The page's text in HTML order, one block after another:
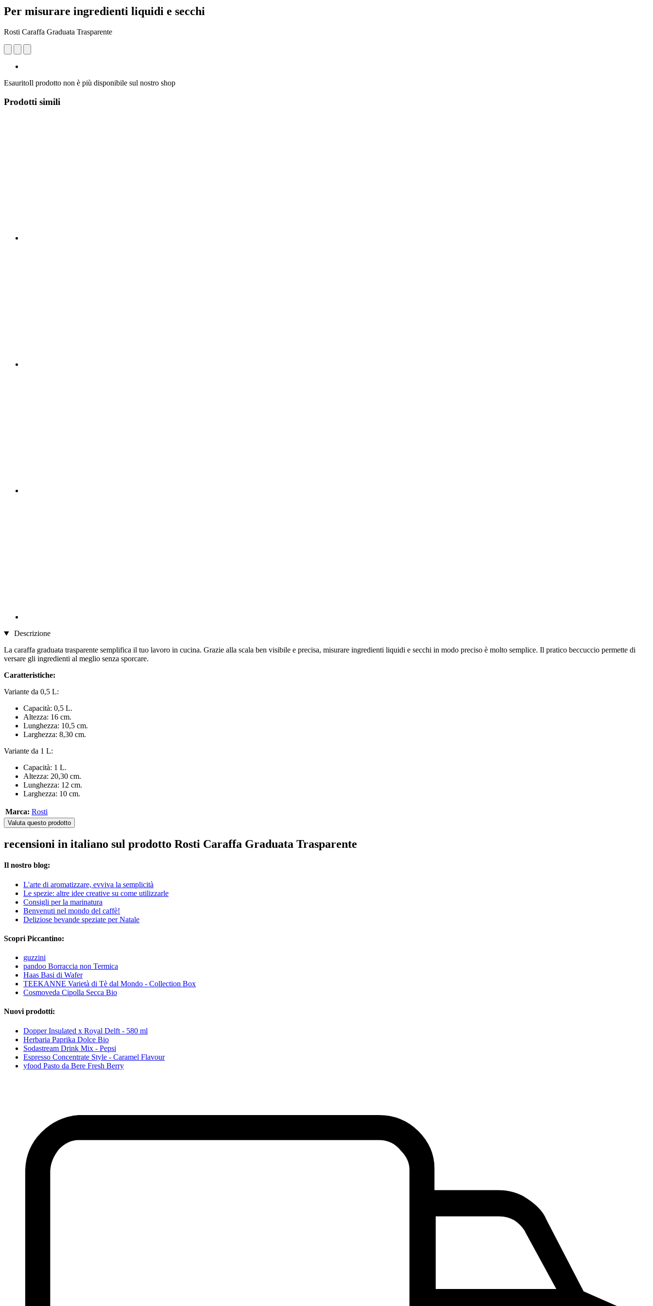
Per misurare ingredienti liquidi e secchi
Rosti Caraffa Graduata Trasparente
EsauritoIl prodotto non è più disponibile sul nostro shop
Prodotti simili
Descrizione
La caraffa graduata trasparente semplifica il tuo lavoro in cucina. Grazie alla scala ben visibile e precisa, misurare ingredienti liquidi e secchi in modo preciso è molto semplice. Il pratico beccuccio permette di
versare gli ingredienti al meglio senza sporcare.
Caratteristiche:
Variante da 0,5 L:
Capacità: 0,5 L.
Altezza: 16 cm.
Lunghezza: 10,5 cm.
Larghezza: 8,30 cm.
Variante da 1 L:
Capacità: 1 L.
Altezza: 20,30 cm.
Lunghezza: 12 cm.
Larghezza: 10 cm.
Marca: Rosti
Valuta questo prodotto
recensioni in italiano sul prodotto Rosti Caraffa Graduata Trasparente
Il nostro blog:
L'arte di aromatizzare, evviva la semplicità
Le spezie: altre idee creative su come utilizzarle
Consigli per la marinatura
Benvenuti nel mondo del caffè!
Deliziose bevande speziate per Natale
Scopri Piccantino:
guzzini
pandoo Borraccia non Termica
Haas Basi di Wafer
TEEKANNE Varietà di Tè dal Mondo - Collection Box
Cosmoveda Cipolla Secca Bio
Nuovi prodotti:
Dopper Insulated x Royal Delft - 580 ml
Herbaria Paprika Dolce Bio
Sodastream Drink Mix - Pepsi
Espresso Concentrate Style - Caramel Flavour
yfood Pasto da Bere Fresh Berry